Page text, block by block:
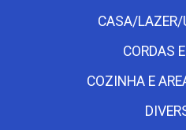
CASA/LAZER/
CORDAS
COZINHA E